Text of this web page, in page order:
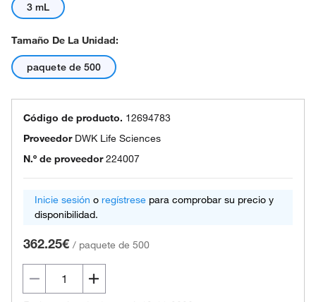
3 mL
Tamaño De La Unidad:
paquete de 500
Código de producto. 12694783
Proveedor DWK Life Sciences
N.º de proveedor 224007
Inicie sesión o regístrese para comprobar su precio y
disponibilidad.
362.25€ / paquete de 500